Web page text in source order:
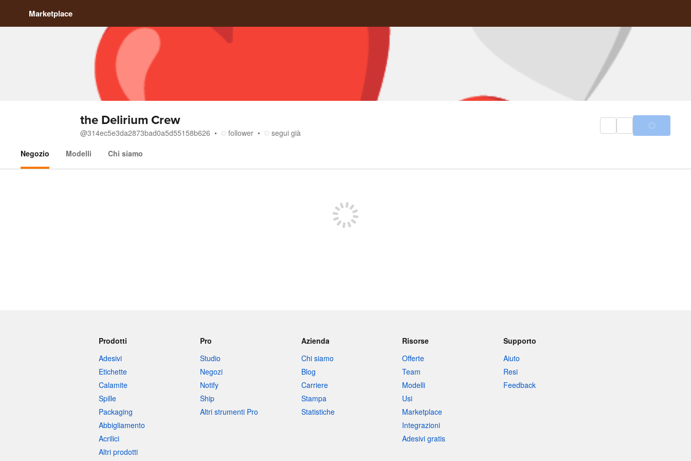
Marketplace
the Delirium Crew
@314ec5e3da2873bad0a5d55158b626 follower
segui già
Negozio
Modelli Chi siamo
Prodotti
Adesivi
Etichette
Calamite
Spille
Packaging
Abbigliamento
Acrilici
Altri prodotti
Pro
Studio
Negozi
Notify
Ship
Altri strumenti Pro
Azienda
Chi siamo
Blog
Carriere
Stampa
Statistiche
Risorse
Offerte
Team
Modelli
Usi
Marketplace
Integrazioni
Adesivi gratis
Supporto
Aiuto
Resi
Feedback